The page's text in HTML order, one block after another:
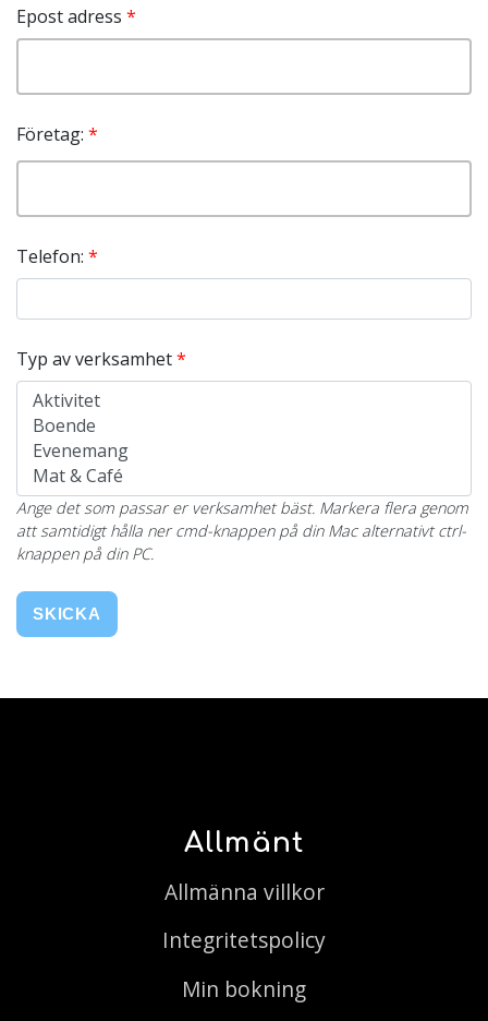
Epost adress
Företag:
Telefon:
Typ av verksamhet
Ange det som passar er verksamhet bäst. Markera flera genom
att samtidigt hålla ner cmd-knappen på din Mac alternativt ctrl-
knappen på din PC.
Allmänt
Allmänna villkor
Integritetspolicy
Min bokning